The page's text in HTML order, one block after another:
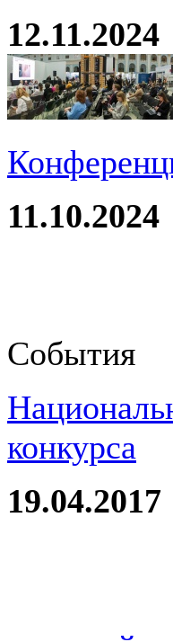
12.11.2024
11.10.2024
События
конкурса
19.04.2017